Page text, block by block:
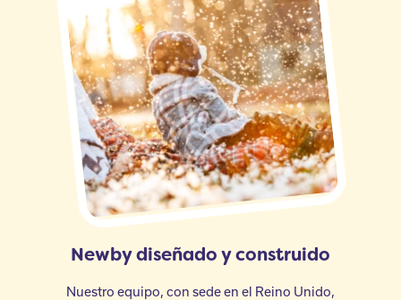
Newby diseñado y construido
Nuestro equipo, con sede en el Reino Unido,